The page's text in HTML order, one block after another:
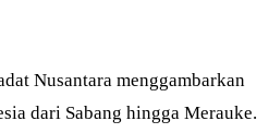
Nusantara menggambarkan
dari Sabang hingga Merauke.